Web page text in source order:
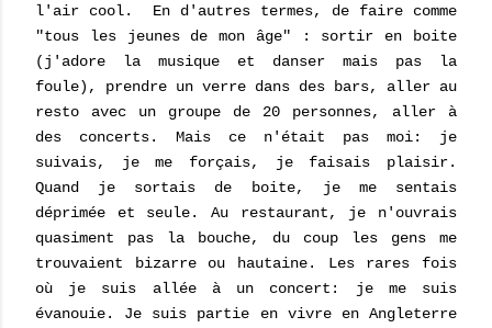
l'air cool. En d'autres termes, de faire comme
"tous les jeunes de mon âge" : sortir en boite
(j'adore la musique et danser mais pas la
foule), prendre un verre dans des bars, aller au
resto avec un groupe de 20 personnes, aller à
des concerts. Mais ce n'était pas moi: je
suivais, je me forçais, je faisais plaisir.
Quand je sortais de boite, je me sentais
déprimée et seule. Au restaurant, je n'ouvrais
quasiment pas la bouche, du coup les gens me
trouvaient bizarre ou hautaine. Les rares fois
où je suis allée à un concert: je me suis
évanouie. Je suis partie en vivre en Angleterre